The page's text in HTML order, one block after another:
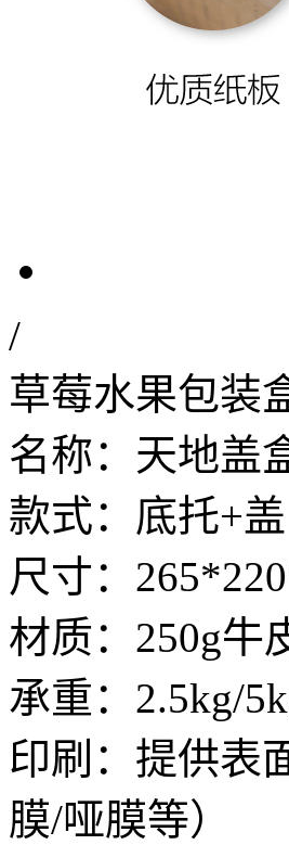
/
草莓水果包装
名称：天地盖
款式：底托+
尺寸：
材质：250g牛
承重：2.5kg/
印刷：提供表
膜/哑膜等）